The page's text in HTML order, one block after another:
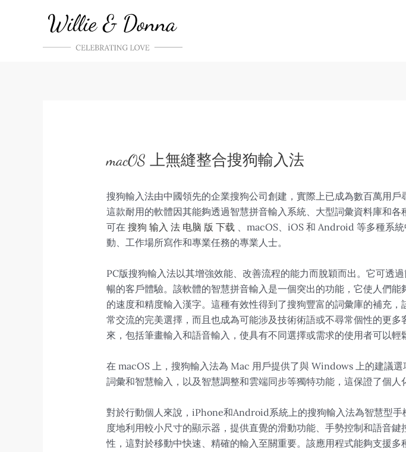
macOS 上無縫整合搜狗輸入法
搜狗輸入法由中國領先的企業搜狗公司創建，實際上已成為數百萬用
這款耐用的軟體因其能夠透過智慧拼音輸入系統、大型詞彙資料庫和
可在 搜狗 输入 法 电脑 版 下载 、macOS、iOS 和 Android 等多種系
動、工作場所寫作和專業任務的專業人士。
PC版搜狗輸入法以其增強效能、改善流程的能力而脫穎而出。它可透
暢的客戶體驗。該軟體的智慧拼音輸入是一個突出的功能，它使人們
的速度和精度輸入漢字。這種有效性得到了搜狗豐富的詞彙庫的補充
常交流的完美選擇，而且也成為可能涉及技術術語或不尋常個性的更
來，包括筆畫輸入和語音輸入，使具有不同選擇或需求的使用者可以輕
在 macOS 上，搜狗輸入法為 Mac 用戶提供了與 Windows 上的建議
詞彙和智慧輸入，以及智慧調整和雲端同步等獨特功能，這保證了個人
對於行動個人來說，iPhone和Android系統上的搜狗輸入法為智慧型
度地利用較小尺寸的顯示器，提供直覺的滑動功能、手勢控制和語音
性，這對於移動中快速、精確的輸入至關重要。該應用程式能夠支援